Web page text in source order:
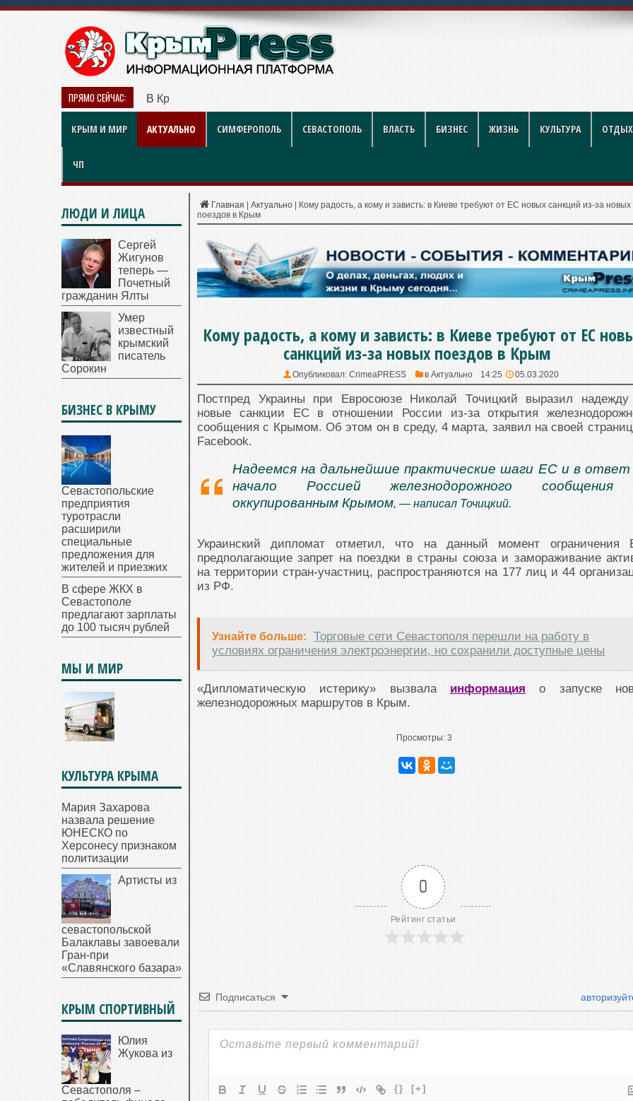
ПРЯМО СЕЙЧАС: В Крыму дизель продают по 119 рублей за литр
КРЫМ И МИР АКТУАЛЬНО СИМФЕРОПОЛЬ СЕВАСТОПОЛЬ ВЛАСТЬ БИЗНЕС ЖИЗНЬ КУЛЬТУРА
ЧП
Главная Актуально
Кому радость, а кому и зависть: в Киеве требуют от ЕС новых санкций из-за новых
поездов в Крым
Кому радость, а кому и зависть: в Киеве требуют от ЕС
санкций из-за новых поездов в Крым
Опубликовал: CrimeaPRESS в Актуально 14:25 05.03.2020
Постпред Украины при Евросоюзе Николай Точицкий выразил
новые санкции ЕС в отношении России из-за открытия
сообщения с Крымом. Об этом он в среду, 4 марта, заявил на своей
Facebook.
Надеемся на дальнейшие практические шаги ЕС и в ответ
начало Россией железнодорожного
оккупированным Крымом, — написал Точицкий.
Украинский дипломат отметил, что на данный момент ограничения
предполагающие запрет на поездки в страны союза и замораживание
на территории стран-участниц, распространяются на 177 лиц и 44
из РФ.
Узнайте больше:
Торговые сети Севастополя перешли на работу в
условиях ограничения электроэнергии, но сохранили доступные цены
«Дипломатическую истерику» вызвала информация о запуске
железнодорожных маршрутов в Крым.
Просмотры: 3
0
Рейтинг статьи
Подписаться
{} [+]
ЛЮДИ И ЛИЦА
Сергей
Жигунов
теперь —
Почетный
гражданин Ялты
Умер
известный
крымский
писатель
Сорокин
БИЗНЕС В КРЫМУ
Севастопольские
предприятия
туротрасли
расширили
специальные
предложения для
жителей и приезжих
В сфере ЖКХ в
Севастополе
предлагают зарплаты
до 100 тысяч рублей
МЫ И МИР
КУЛЬТУРА КРЫМА
Мария Захарова
назвала решение
ЮНЕСКО по
Херсонесу признаком
политизации
Артисты из
севастопольской
Балаклавы завоевали
Гран-при
«Славянского базара»
КРЫМ СПОРТИВНЫЙ
Юлия
Жукова из
Севастополя –